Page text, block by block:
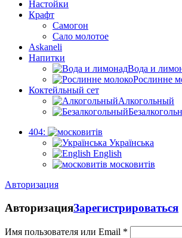
Настойки
Крафт
Самогон
Сало молотое
Askaneli
Напитки
Вода и
Рослинне
Коктейльный сет
Алкогольный
404:
Українська
English
московитів
Авторизация
АвторизацияЗарегистрироваться
Имя пользователя или Email *